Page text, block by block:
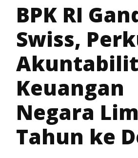
BPK RI
Swiss,
Keuangan
Negara
Tahun ke